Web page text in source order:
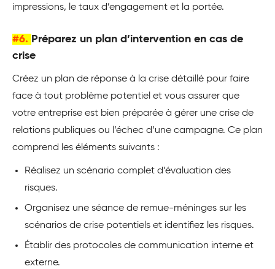
impressions, le taux d’engagement et la portée.
#6. Préparez un plan d’intervention en cas de
crise
Créez un plan de réponse à la crise détaillé pour faire
face à tout problème potentiel et vous assurer que
votre entreprise est bien préparée à gérer une crise de
relations publiques ou l’échec d’une campagne. Ce plan
comprend les éléments suivants :
Réalisez un scénario complet d’évaluation des
risques.
Organisez une séance de remue-méninges sur les
scénarios de crise potentiels et identifiez les risques.
Établir des protocoles de communication interne et
externe.